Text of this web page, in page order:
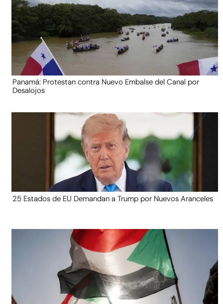
Panamá: Protestan contra Nuevo Embalse del Canal por
Desalojos
25 Estados de EU Demandan a Trump por Nuevos Aranceles